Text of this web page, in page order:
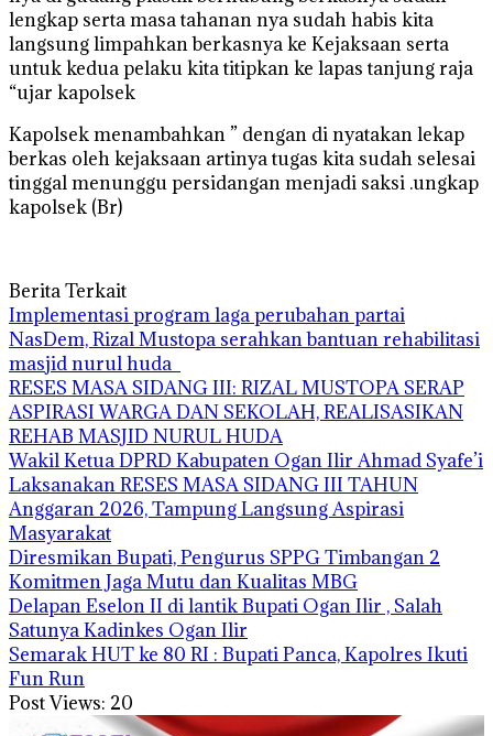
lengkap serta masa tahanan nya sudah habis kita
langsung limpahkan berkasnya ke Kejaksaan serta
untuk kedua pelaku kita titipkan ke lapas tanjung raja
“ujar kapolsek
Kapolsek menambahkan ” dengan di nyatakan lekap
berkas oleh kejaksaan artinya tugas kita sudah selesai
tinggal menunggu persidangan menjadi saksi .ungkap
kapolsek (Br)
Berita Terkait
Implementasi program laga perubahan partai
NasDem, Rizal Mustopa serahkan bantuan rehabilitasi
masjid nurul huda
RESES MASA SIDANG III: RIZAL MUSTOPA SERAP
ASPIRASI WARGA DAN SEKOLAH, REALISASIKAN
REHAB MASJID NURUL HUDA
Wakil Ketua DPRD Kabupaten Ogan Ilir Ahmad Syafe’i
Laksanakan RESES MASA SIDANG III TAHUN
Anggaran 2026, Tampung Langsung Aspirasi
Masyarakat
Diresmikan Bupati, Pengurus SPPG Timbangan 2
Komitmen Jaga Mutu dan Kualitas MBG
Delapan Eselon II di lantik Bupati Ogan Ilir , Salah
Satunya Kadinkes Ogan Ilir
Semarak HUT ke 80 RI : Bupati Panca, Kapolres Ikuti
Fun Run
Post Views: 20